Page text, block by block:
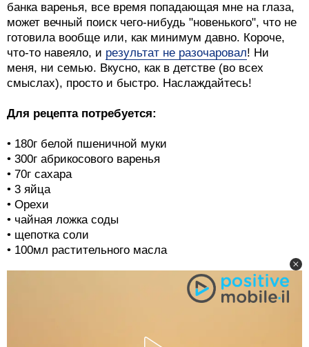
банка варенья, все время попадающая мне на глаза,
может вечный поиск чего-нибудь "новенького", что не
готовила вообще или, как минимум давно. Короче,
что-то навеяло, и результат не разочаровал! Ни
меня, ни семью. Вкусно, как в детстве (во всех
смыслах), просто и быстро. Наслаждайтесь!
Для рецепта потребуется:
• 180г белой пшеничной муки
• 300г абрикосового варенья
• 70г сахара
• 3 яйца
• Орехи
• чайная ложка соды
• щепотка соли
• 100мл растительного масла